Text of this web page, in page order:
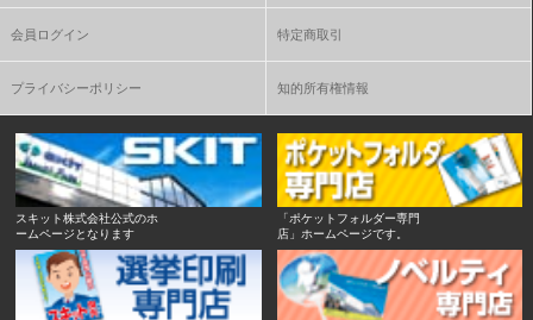
会員ログイン 特定商取引
プライバシーポリシー 知的所有権情報
スキット株式会社公式のホ
ームページとなります
「ポケットフォルダー専門
店」ホームページです。